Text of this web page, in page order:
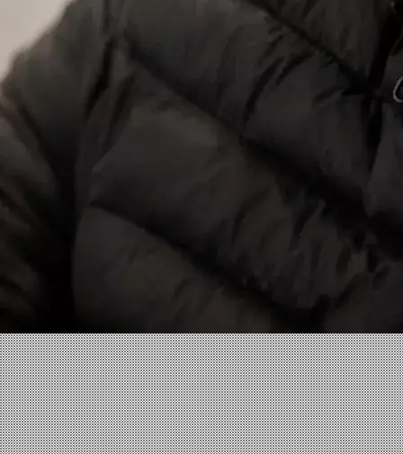
Facebook
X
Linkedin